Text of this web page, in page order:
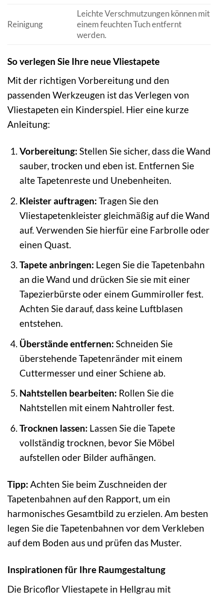
Reinigung
Leichte Verschmutzungen können mit
einem feuchten Tuch entfernt
werden.
So verlegen Sie Ihre neue Vliestapete
Mit der richtigen Vorbereitung und den
passenden Werkzeugen ist das Verlegen von
Vliestapeten ein Kinderspiel. Hier eine kurze
Anleitung:
Vorbereitung: Stellen Sie sicher, dass die Wand
sauber, trocken und eben ist. Entfernen Sie
alte Tapetenreste und Unebenheiten.
Kleister auftragen: Tragen Sie den
Vliestapetenkleister gleichmäßig auf die Wand
auf. Verwenden Sie hierfür eine Farbrolle oder
einen Quast.
Tapete anbringen: Legen Sie die Tapetenbahn
an die Wand und drücken Sie sie mit einer
Tapezierbürste oder einem Gummiroller fest.
Achten Sie darauf, dass keine Luftblasen
entstehen.
Überstände entfernen: Schneiden Sie
überstehende Tapetenränder mit einem
Cuttermesser und einer Schiene ab.
Nahtstellen bearbeiten: Rollen Sie die
Nahtstellen mit einem Nahtroller fest.
Trocknen lassen: Lassen Sie die Tapete
vollständig trocknen, bevor Sie Möbel
aufstellen oder Bilder aufhängen.
Tipp: Achten Sie beim Zuschneiden der
Tapetenbahnen auf den Rapport, um ein
harmonisches Gesamtbild zu erzielen. Am besten
legen Sie die Tapetenbahnen vor dem Verkleben
auf dem Boden aus und prüfen das Muster.
Inspirationen für Ihre Raumgestaltung
Die Bricoflor Vliestapete in Hellgrau mit